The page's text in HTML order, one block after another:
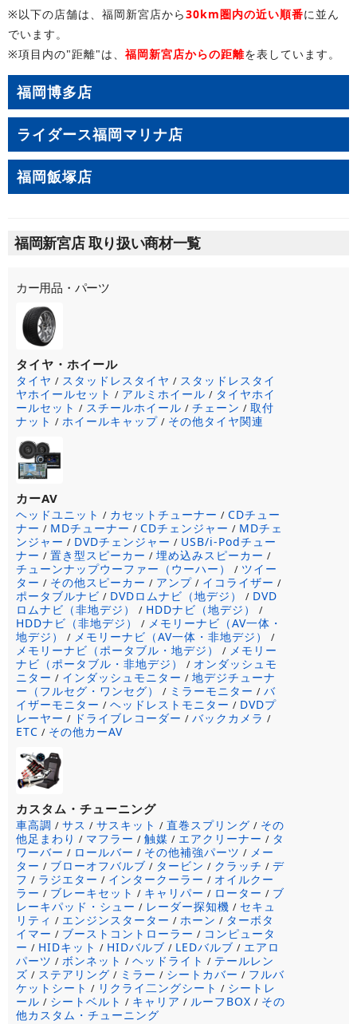
※以下の店舗は、福岡新宮店から30km圏内の近い順番に並ん
でいます。
※項目内の"距離"は、 福岡新宮店からの距離を表しています。
福岡博多店
ライダース福岡マリナ店
福岡飯塚店
福岡新宮店 取り扱い商材一覧
カー用品・パーツ
タイヤ・ホイール
タイヤ / スタッドレスタイヤ / スタッドレスタイ
ヤホイールセット / アルミホイール / タイヤホイ
ールセット / スチールホイール / チェーン / 取付
ナット / ホイールキャップ / その他タイヤ関連
カーAV
ヘッドユニット / カセットチューナー / CDチュー
ナー / MDチューナー / CDチェンジャー / MDチェ
ンジャー / DVDチェンジャー / USB/i-Podチュー
ナー / 置き型スピーカー / 埋め込みスピーカー /
チューンナップウーファー（ウーハー） / ツイー
ター / その他スピーカー / アンプ / イコライザー /
ポータブルナビ / DVDロムナビ（地デジ） / DVD
ロムナビ（非地デジ）
/ HDDナビ（地デジ） /
HDDナビ（非地デジ） / メモリーナビ（AV一体・
地デジ）
/ メモリーナビ（AV一体・非地デジ） /
メモリーナビ（ポータブル・地デジ） / メモリー
ナビ（ポータブル・非地デジ）
/ オンダッシュモ
ニター / インダッシュモニター / 地デジチューナ
ー（フルセグ・ワンセグ）
/ ミラーモニター / バ
イザーモニター / ヘッドレストモニター / DVDプ
レーヤー / ドライブレコーダー / バックカメラ /
ETC / その他カーAV
カスタム・チューニング
車高調 / サス / サスキット / 直巻スプリング / その
他足まわり / マフラー / 触媒 / エアクリーナー / タ
ワーバー / ロールバー / その他補強パーツ / メー
ター / ブローオフバルブ / タービン / クラッチ / デ
フ / ラジエター / インタークーラー / オイルクー
ラー / ブレーキセット / キャリパー / ローター / ブ
レーキパッド・シュー / レーダー探知機 / セキュ
リティ / エンジンスターター / ホーン / ターボタ
イマー / ブーストコントローラー / コンピュータ
ー / HIDキット / HIDバルブ / LEDバルブ / エアロ
パーツ / ボンネット / ヘッドライト / テールレン
ズ / ステアリング / ミラー / シートカバー / フルバ
ケットシート / リクライ二ングシート / シートレ
ール / シートベルト / キャリア / ルーフBOX / その
他カスタム・チューニング